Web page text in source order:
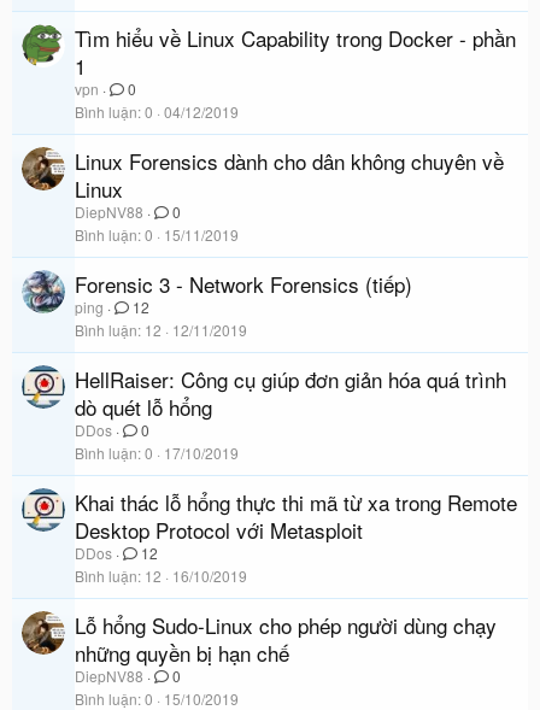
Tìm hiểu về Linux Capability trong Docker - phần
1
vpn
0
Bình luận 0 04/12/2019
Linux Forensics dành cho dân không chuyên về
Linux
DiepNV88
0
Bình luận 0 15/11/2019
Forensic 3 - Network Forensics (tiếp)
ping
12
Bình luận 12 12/11/2019
HellRaiser: Công cụ giúp đơn giản hóa quá trình
dò quét lỗ hổng
DDos
0
Bình luận 0 17/10/2019
Khai thác lỗ hổng thực thi mã từ xa trong Remote
Desktop Protocol với Metasploit
DDos
12
Bình luận 12 16/10/2019
Lỗ hổng Sudo-Linux cho phép người dùng chạy
những quyền bị hạn chế
DiepNV88
0
Bình luận 0 15/10/2019